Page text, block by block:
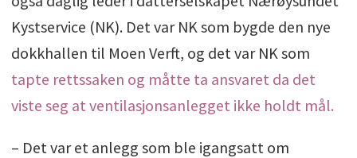
Kystservice (NK). Det var NK som bygde den nye
dokkhallen til Moen Verft, og det var NK som
tapte rettssaken og måtte ta ansvaret da det
viste seg at ventilasjonsanlegget ikke holdt mål.
– Det var et anlegg som ble igangsatt om